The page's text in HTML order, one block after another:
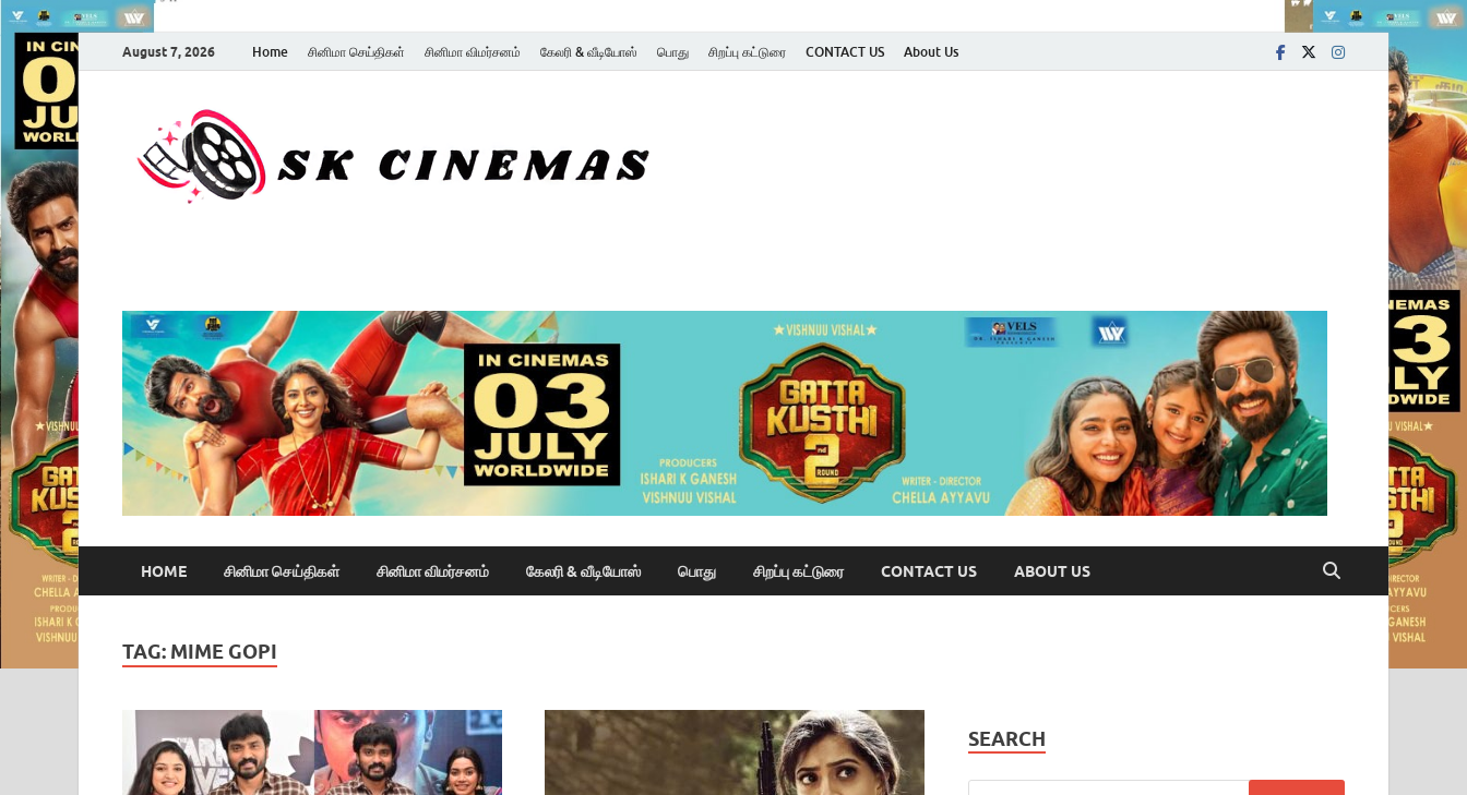
August 7, 2026 Home சினிமா செய்திகள் சினிமா விமர்சனம் கேலரி & வீடியோஸ் பொது சிறப்பு கட்டுரை CONTACT US About Us
HOME சினிமா செய்திகள் சினிமா விமர்சனம் கேலரி & வீடியோஸ் பொது சிறப்பு கட்டுரை CONTACT US ABOUT US
TAG: MIME GOPI
SEARCH